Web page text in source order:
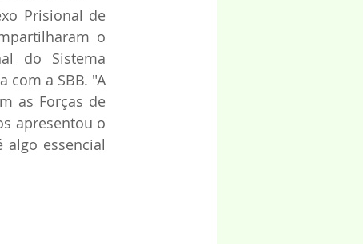
Prisional de
o
do Sistema
com a SBB. "A
as Forças de
apresentou o
essencial